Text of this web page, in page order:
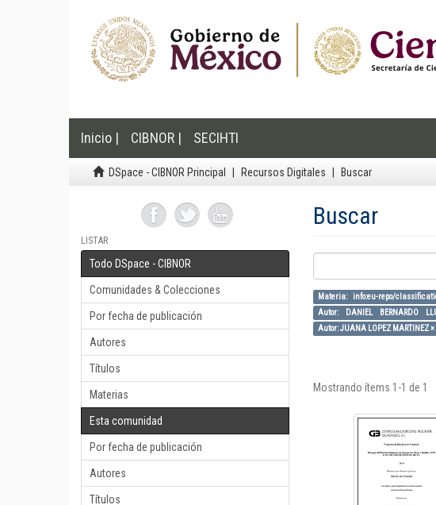
Inicio | CIBNOR | SECIHTI
DSpace - CIBNOR Principal Recursos Digitales Buscar
LISTAR
Todo DSpace - CIBNOR
Comunidades & Colecciones
Por fecha de publicación
Autores
Títulos
Materias
Esta comunidad
Por fecha de publicación
Autores
Títulos
Buscar
Materia: info:eu-repo/
Autor: DANIEL BERNARDO
Autor: JUANA LOPEZ MARTINEZ ×
Mostrando ítems 1-1 de 1